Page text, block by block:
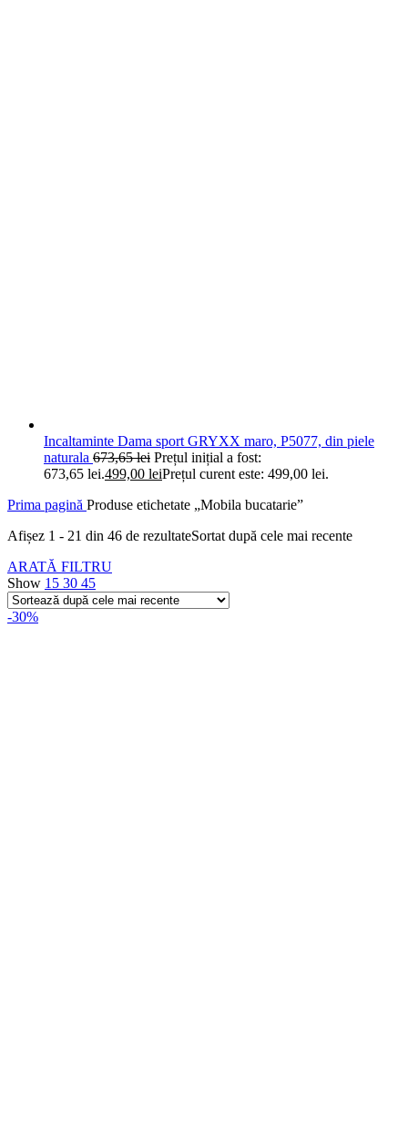
Incaltaminte Dama sport GRYXX maro, P5077, din piele
naturala 673,65lei Prețul inițial a fost:
673,65 lei.499,00 leiPrețul curent este: 499,00 lei.
Prima pagină Produse etichetate „Mobila bucatarie”
Afișez 1 - 21 din 46 de rezultateSortat după cele mai recente
ARATĂ FILTRU
Show 15 30 45
-30%